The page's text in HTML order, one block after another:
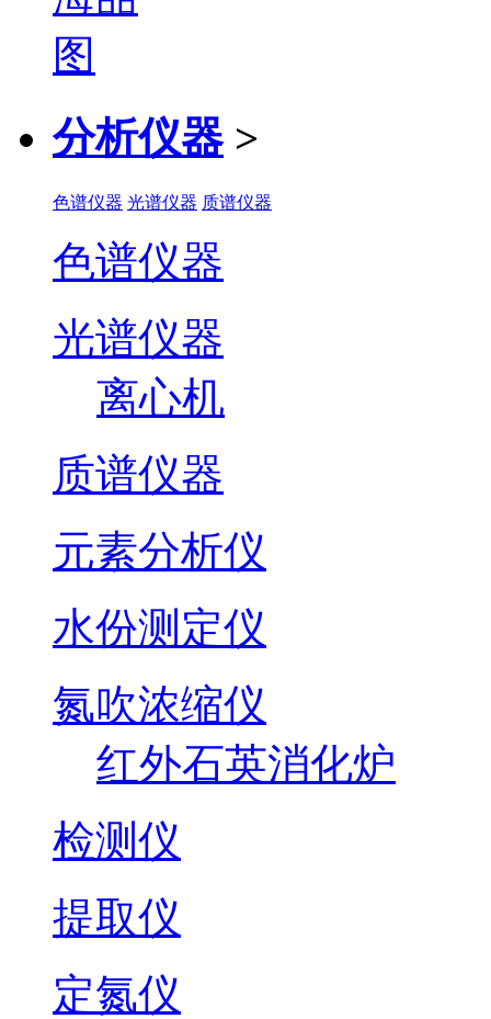
分析仪器 >
色谱仪器 光谱仪器 质谱仪器
色谱仪器
光谱仪器
离心机
质谱仪器
元素分析仪
水份测定仪
氮吹浓缩仪
红外石英消化炉
检测仪
提取仪
定氮仪